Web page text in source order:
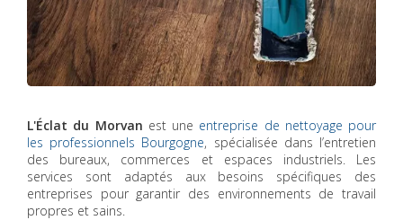
L'Éclat du Morvan est une entreprise de nettoyage pour
les professionnels Bourgogne, spécialisée dans l’entretien
des bureaux, commerces et espaces industriels. Les
services sont adaptés aux besoins spécifiques des
entreprises pour garantir des environnements de travail
propres et sains.